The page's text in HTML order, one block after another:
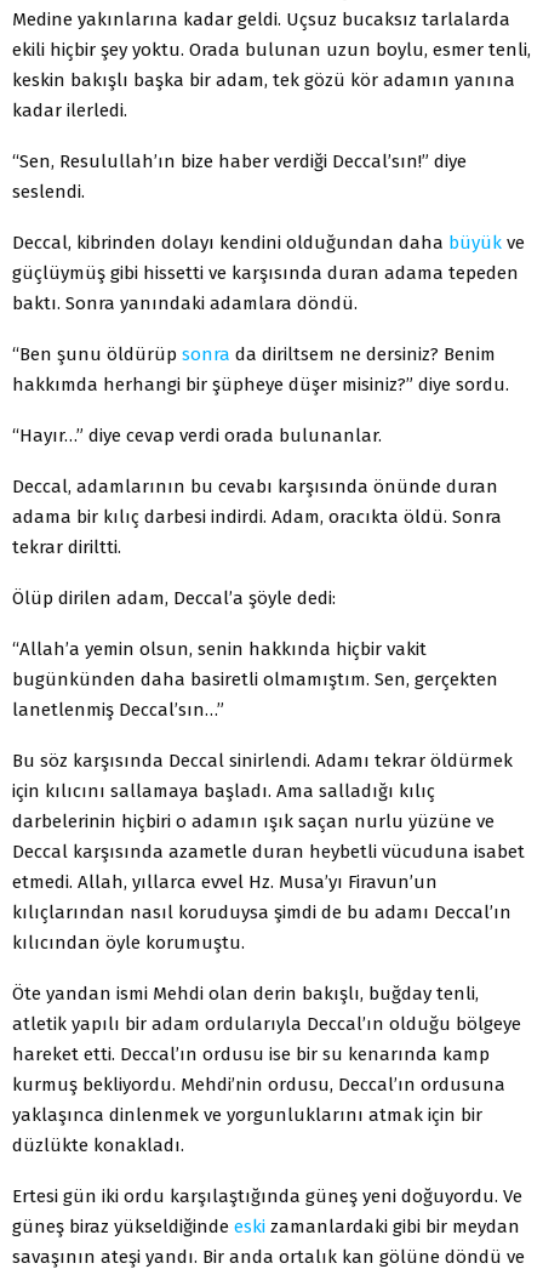
Medine yakınlarına kadar geldi. Uçsuz bucaksız tarlalarda
ekili hiçbir şey yoktu. Orada bulunan uzun boylu, esmer tenli,
keskin bakışlı başka bir adam, tek gözü kör adamın yanına
kadar ilerledi.
“Sen, Resulullah’ın bize haber verdiği Deccal’sın!” diye
seslendi.
Deccal, kibrinden dolayı kendini olduğundan daha büyük ve
güçlüymüş gibi hissetti ve karşısında duran adama tepeden
baktı. Sonra yanındaki adamlara döndü.
“Ben şunu öldürüp sonra da diriltsem ne dersiniz? Benim
hakkımda herhangi bir şüpheye düşer misiniz?” diye sordu.
“Hayır…” diye cevap verdi orada bulunanlar.
Deccal, adamlarının bu cevabı karşısında önünde duran
adama bir kılıç darbesi indirdi. Adam, oracıkta öldü. Sonra
tekrar diriltti.
Ölüp dirilen adam, Deccal’a şöyle dedi:
“Allah’a yemin olsun, senin hakkında hiçbir vakit
bugünkünden daha basiretli olmamıştım. Sen, gerçekten
lanetlenmiş Deccal’sın…”
Bu söz karşısında Deccal sinirlendi. Adamı tekrar öldürmek
için kılıcını sallamaya başladı. Ama salladığı kılıç
darbelerinin hiçbiri o adamın ışık saçan nurlu yüzüne ve
Deccal karşısında azametle duran heybetli vücuduna isabet
etmedi. Allah, yıllarca evvel Hz. Musa’yı Firavun’un
kılıçlarından nasıl koruduysa şimdi de bu adamı Deccal’ın
kılıcından öyle korumuştu.
Öte yandan ismi Mehdi olan derin bakışlı, buğday tenli,
atletik yapılı bir adam ordularıyla Deccal’ın olduğu bölgeye
hareket etti. Deccal’ın ordusu ise bir su kenarında kamp
kurmuş bekliyordu. Mehdi’nin ordusu, Deccal’ın ordusuna
yaklaşınca dinlenmek ve yorgunluklarını atmak için bir
düzlükte konakladı.
Ertesi gün iki ordu karşılaştığında güneş yeni doğuyordu. Ve
güneş biraz yükseldiğinde eski zamanlardaki gibi bir meydan
savaşının ateşi yandı. Bir anda ortalık kan gölüne döndü ve